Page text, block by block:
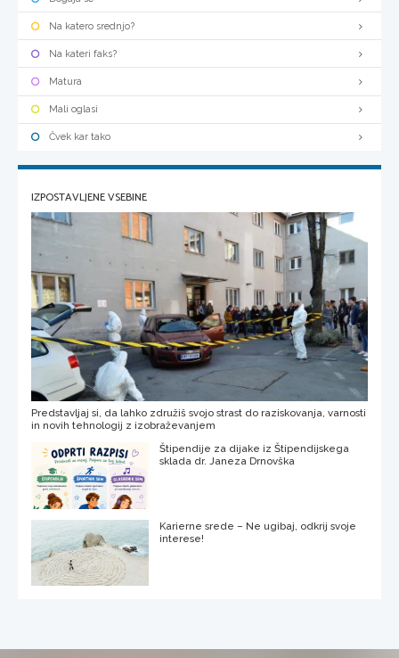
Na katero srednjo?
Na kateri faks?
Matura
Mali oglasi
Čvek kar tako
IZPOSTAVLJENE VSEBINE
Predstavljaj si, da lahko združiš svojo strast do raziskovanja, varnosti
in novih tehnologij z izobraževanjem
Štipendije za dijake iz Štipendijskega
sklada dr. Janeza Drnovška
Karierne srede – Ne ugibaj, odkrij svoje
interese!